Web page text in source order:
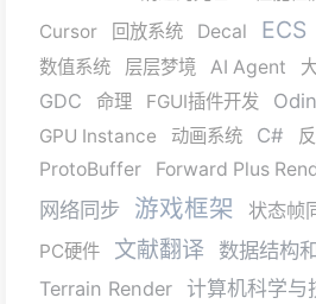
Cursor
回放系统 Decal ECS
数值系统
层层梦境 AI Agent
GDC 命理 FGUI插件开发 Odin
GPU Instance
动画系统 C#
ProtoBuffer
Forward Plus
网络同步 游戏框架 状态帧
PC硬件
文献翻译 数据结构
Terrain Render 计算机科学与